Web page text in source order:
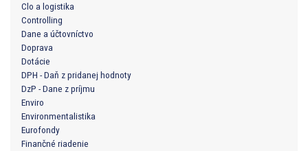
Clo a logistika
Controlling
Dane a účtovníctvo
Doprava
Dotácie
DPH - Daň z pridanej hodnoty
DzP - Dane z príjmu
Enviro
Environmentalistika
Eurofondy
Finančné riadenie